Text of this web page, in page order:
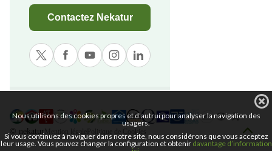
Contactez Nekatur
© nekatur
Nous utilisons des cookies propres et d’autrui pour analyser la navigation des
usagers.
Si vous continuez à naviguer dans notre site, nous considérons que vous acceptez
leur usage. Vous pouvez changer la configuration et obtenir davantage d’information